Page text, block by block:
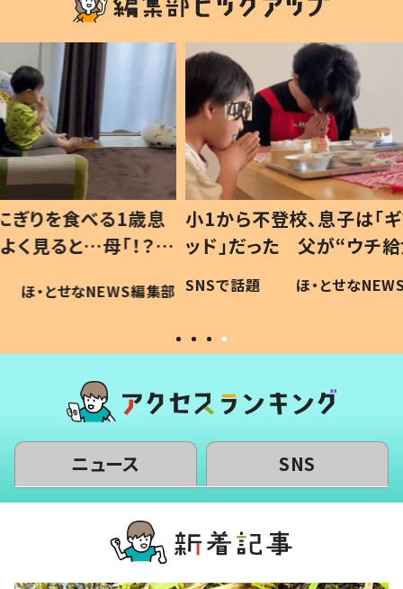
歳息
？」
編集部
小1から不登校、息子は「ギフテ
ッド」だった 父が“ウチ給食”を
作り続ける理由とは #令和の親
#令和の子
SNSで話題 ほ・とせなNEWS編集部
ひ孫
が、抱
い」
ニュース SNS